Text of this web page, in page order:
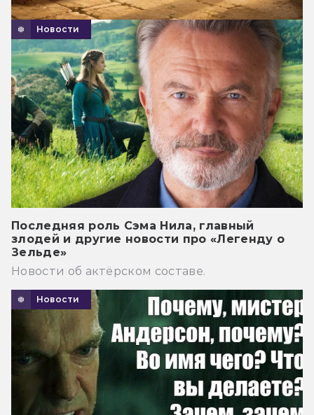
Новости
Последняя роль Сэма Нила, главный
злодей и другие новости про «Легенду о
Зельде»
Новости об актёрском составе.
Новости